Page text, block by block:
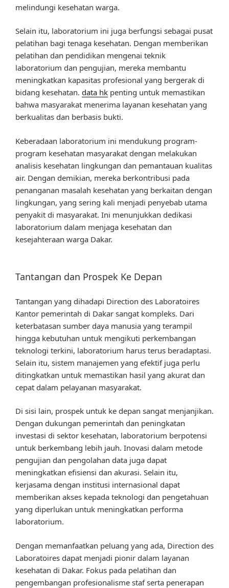
melindungi kesehatan warga.
Selain itu, laboratorium ini juga berfungsi sebagai pusat
pelatihan bagi tenaga kesehatan. Dengan memberikan
pelatihan dan pendidikan mengenai teknik
laboratorium dan pengujian, mereka membantu
meningkatkan kapasitas profesional yang bergerak di
bidang kesehatan. data hk penting untuk memastikan
bahwa masyarakat menerima layanan kesehatan yang
berkualitas dan berbasis bukti.
Keberadaan laboratorium ini mendukung program-
program kesehatan masyarakat dengan melakukan
analisis kesehatan lingkungan dan pemantauan kualitas
air. Dengan demikian, mereka berkontribusi pada
penanganan masalah kesehatan yang berkaitan dengan
lingkungan, yang sering kali menjadi penyebab utama
penyakit di masyarakat. Ini menunjukkan dedikasi
laboratorium dalam menjaga kesehatan dan
kesejahteraan warga Dakar.
Tantangan dan Prospek Ke Depan
Tantangan yang dihadapi Direction des Laboratoires
Kantor pemerintah di Dakar sangat kompleks. Dari
keterbatasan sumber daya manusia yang terampil
hingga kebutuhan untuk mengikuti perkembangan
teknologi terkini, laboratorium harus terus beradaptasi.
Selain itu, sistem manajemen yang efektif juga perlu
ditingkatkan untuk memastikan hasil yang akurat dan
cepat dalam pelayanan masyarakat.
Di sisi lain, prospek untuk ke depan sangat menjanjikan.
Dengan dukungan pemerintah dan peningkatan
investasi di sektor kesehatan, laboratorium berpotensi
untuk berkembang lebih jauh. Inovasi dalam metode
pengujian dan pengolahan data juga dapat
meningkatkan efisiensi dan akurasi. Selain itu,
kerjasama dengan institusi internasional dapat
memberikan akses kepada teknologi dan pengetahuan
yang diperlukan untuk meningkatkan performa
laboratorium.
Dengan memanfaatkan peluang yang ada, Direction des
Laboratoires dapat menjadi pionir dalam layanan
kesehatan di Dakar. Fokus pada pelatihan dan
pengembangan profesionalisme staf serta penerapan